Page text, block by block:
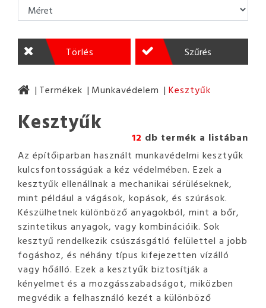
Törlés Szűrés
Termékek Munkavédelem Kesztyűk
Kesztyűk
12 db termék a listában
Az építőiparban használt munkavédelmi kesztyűk
kulcsfontosságúak a kéz védelmében. Ezek a
kesztyűk ellenállnak a mechanikai sérüléseknek,
mint például a vágások, kopások, és szúrások.
Készülhetnek különböző anyagokból, mint a bőr,
szintetikus anyagok, vagy kombinációik. Sok
kesztyű rendelkezik csúszásgátló felülettel a jobb
fogáshoz, és néhány típus kifejezetten vízálló
vagy hőálló. Ezek a kesztyűk biztosítják a
kényelmet és a mozgásszabadságot, miközben
megvédik a felhasználó kezét a különböző